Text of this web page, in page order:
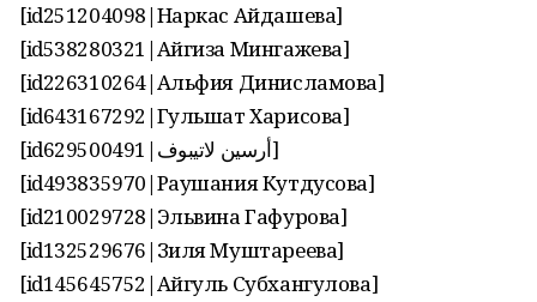
[id251204098|Наркас Айдашева]
[id538280321|Айгиза Мингажева]
[id226310264|Альфия Динисламова]
[id643167292|Гульшат Харисова]
[id629500491|أرسين لاتيبوف]
[id493835970|Раушания Кутдусова]
[id210029728|Эльвина Гафурова]
[id132529676|Зиля Муштареева]
[id145645752|Айгуль Субхангулова]